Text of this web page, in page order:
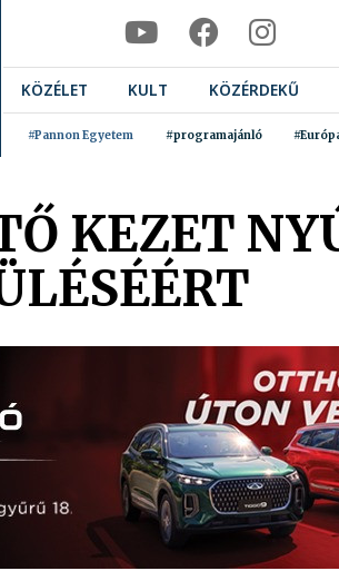
KÖZÉLET KULT KÖZÉRDEKŰ
#Pannon Egyetem #programajánló
KEZET